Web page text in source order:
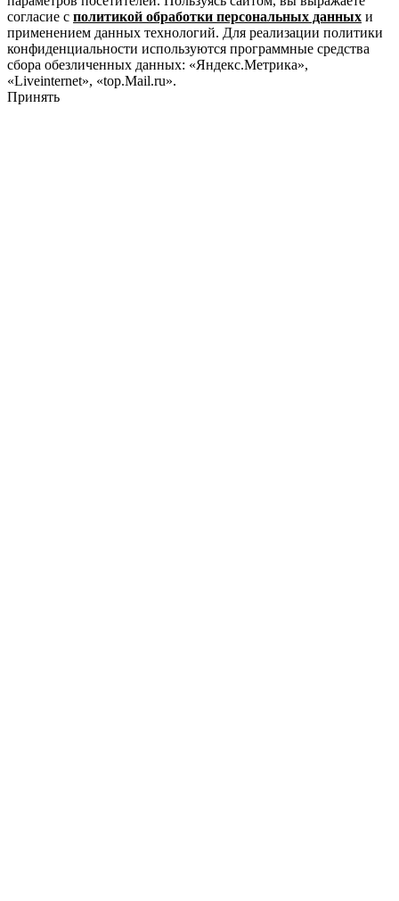
согласие с политикой обработки персональных данных и
применением данных технологий. Для реализации политики
конфиденциальности используются программные средства
сбора обезличенных данных: «Яндекс.Метрика»,
«Liveinternet», «top.Mail.ru».
Принять